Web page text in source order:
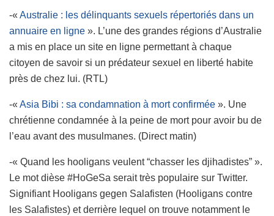
-« Australie : les délinquants sexuels répertoriés dans un
annuaire en ligne ». L’une des grandes régions d’Australie
a mis en place un site en ligne permettant à chaque
citoyen de savoir si un prédateur sexuel en liberté habite
près de chez lui. (RTL)
-« Asia Bibi : sa condamnation à mort confirmée ». Une
chrétienne condamnée à la peine de mort pour avoir bu de
l’eau avant des musulmanes. (Direct matin)
-« Quand les hooligans veulent “chasser les djihadistes” ».
Le mot dièse #HoGeSa serait très populaire sur Twitter.
Signifiant Hooligans gegen Salafisten (Hooligans contre
les Salafistes) et derrière lequel on trouve notamment le